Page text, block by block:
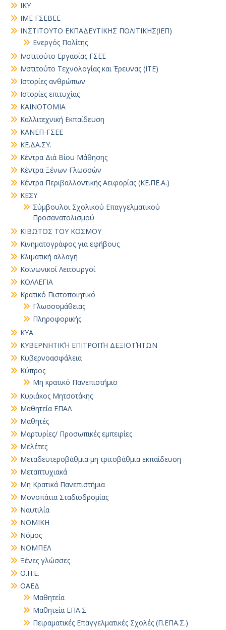
ΙΚΥ
ΙΜΕ ΓΣΕΒΕΕ
ΙΝΣΤΙΤΟΥΤΟ ΕΚΠΑΔΕΥΤΙΚΗΣ ΠΟΛΙΤΙΚΗΣ(ΙΕΠ)
Ενεργός Πολίτης
Ινστιτούτο Εργασίας ΓΣΕΕ
Ινστιτούτο Τεχνολογίας και Έρευνας (ΙΤΕ)
Ιστορίες ανθρώπων
Ιστορίες επιτυχίας
ΚΑΙΝΟΤΟΜΙΑ
Καλλιτεχνική Εκπαίδευση
ΚΑΝΕΠ-ΓΣΕΕ
ΚΕ.ΔΑ.ΣΥ.
Κέντρα Διά Βίου Μάθησης
Κέντρα Ξένων Γλωσσών
Κέντρα Περιβαλλοντικής Αειφορίας (ΚΕ.ΠΕ.Α.)
ΚΕΣΥ
Σύμβουλοι Σχολικού Επαγγελματικού
Προσανατολισμού
ΚΙΒΩΤΟΣ ΤΟΥ ΚΟΣΜΟΥ
Κινηματογράφος για εφήβους
Κλιματική αλλαγή
Κοινωνικοί Λειτουργοί
ΚΟΛΛΕΓΙΑ
Κρατικό Πιστοποιητικό
Γλωσσομάθειας
Πληροφορικής
ΚΥΑ
ΚΥΒΕΡΝΗΤΙΚΉ ΕΠΙΤΡΟΠΉ ΔΕΞΙΟΤΉΤΩΝ
Κυβερνοασφάλεια
Κύπρος
Μη κρατικό Πανεπιστήμιο
Κυριάκος Μητσοτάκης
Μαθητεία ΕΠΑΛ
Μαθητές
Μαρτυρίες/ Προσωπικές εμπειρίες
Μελέτες
Μεταδευτεροβάθμια μη τριτοβάθμια εκπαίδευση
Μεταπτυχιακά
Μη Κρατικά Πανεπιστήμια
Μονοπάτια Σταδιοδρομίας
Ναυτιλία
ΝΟΜΙΚΗ
Νόμος
ΝΟΜΠΕΛ
Ξένες γλώσσες
Ο.Η.Ε.
ΟΑΕΔ
Μαθητεία
Μαθητεία ΕΠΑ.Σ.
Πειραματικές Επαγγελματικές Σχολές (Π.ΕΠΑ.Σ.)